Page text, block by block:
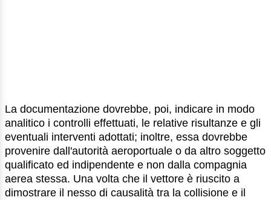
La documentazione dovrebbe, poi, indicare in modo
analitico i controlli effettuati, le relative risultanze e gli
eventuali interventi adottati; inoltre, essa dovrebbe
provenire dall'autorità aeroportuale o da altro soggetto
qualificato ed indipendente e non dalla compagnia
aerea stessa. Una volta che il vettore è riuscito a
dimostrare il nesso di causalità tra la collisione e il